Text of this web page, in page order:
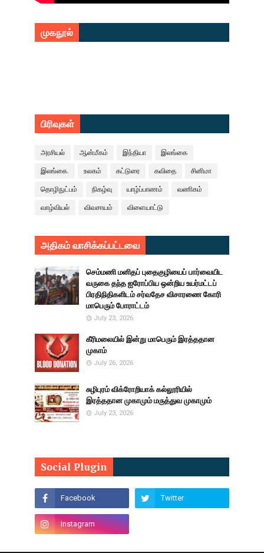
முகநூல்
பிரிவுகள்
அரசியல் ஆன்மீகம் இந்தியா இலங்கை
இலங்கை. உலகம் கட்டுரை கவிதை சினிமா
தொழிநுட்பம் நிகழ்வு யாழ்ப்பாணம் வணிகம்
வாழ்வியல் விவசாயம் விளையாட்டு
அதிகம் வாசிக்கப்பட்டவை
செம்மணி மனிதப் புதைகுழியைப் பார்வையிட
வருகை தந்த ஐரோப்பிய ஒன்றிய உயர்மட்டப்
பிரதிநிதிகளிடம் சர்வதேச விசாரணை கோரி
மாபெரும் போராட்டம்
July 23, 2026
கீரிமலையில் இன்று மாபெரும் இரத்ததான
முகாம்
July 26, 2026
சுழிபுரம் விக்ரோறியாக் கல்லூரியில்
இரத்ததான முகாமும் மருத்துவ முகாமும்
July 23, 2026
Social Plugin